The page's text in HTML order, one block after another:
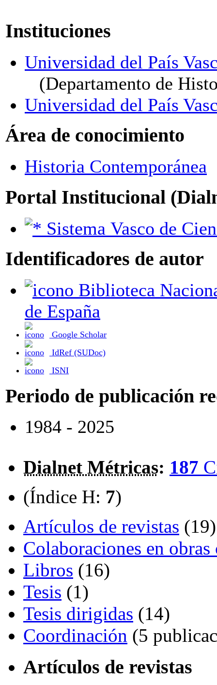
Instituciones
Universidad del País
(Departamento de
Universidad del País
Área de conocimiento
Historia Contemporánea
Portal Institucional
Sistema Vasco de
Identificadores de autor
de España
Google Scholar
IdRef (SUDoc)
ISNI
Periodo de publicación
1984 - 2025
Dialnet Métricas: 187
(Índice H: 7)
Artículos de revistas (19)
Colaboraciones en
Libros (16)
Tesis (1)
Tesis dirigidas (14)
Coordinación (5
Artículos de revistas